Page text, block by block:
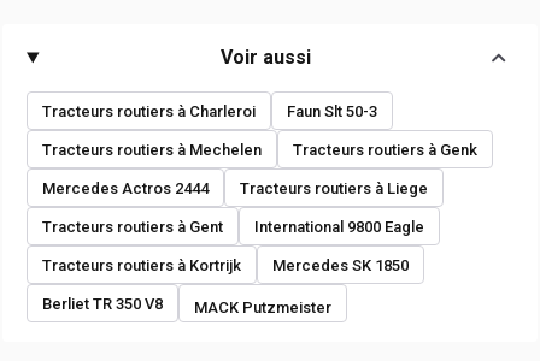
Voir aussi
Tracteurs routiers à Charleroi Faun Slt 50-3
Tracteurs routiers à Mechelen Tracteurs routiers à Genk
Mercedes Actros 2444 Tracteurs routiers à Liege
Tracteurs routiers à Gent International 9800 Eagle
Tracteurs routiers à Kortrijk Mercedes SK 1850
Berliet TR 350 V8 MACK Putzmeister